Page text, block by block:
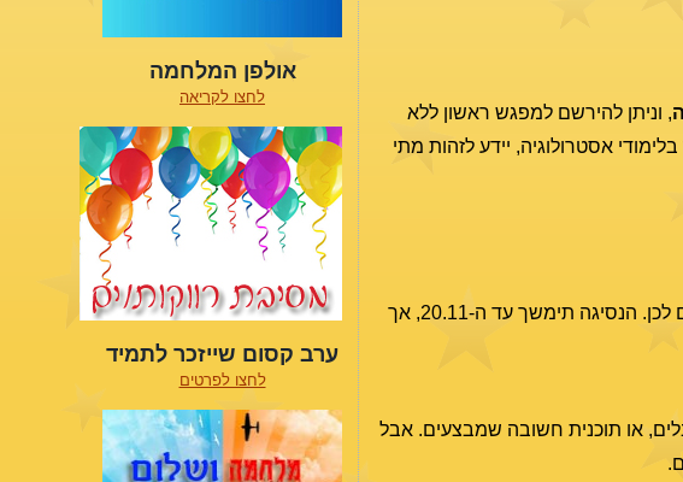
, וניתן להירשם למפגש ראשון ללא
אסטרולוגיה, יידע לזהות מתי
. רשמית הנסיגה מתחילה ב-31.10 בשעות הערב, אך השפעתה הורגשה כבר כמה ימים קודם לכן. הנסיגה תימשך עד ה-20.11, אך
או תוכנית חשובה שמבצעים. אבל
אולפן המלחמה
לחצו לקריאה
ערב קסום שייזכר לתמיד
לחצו לפרטים